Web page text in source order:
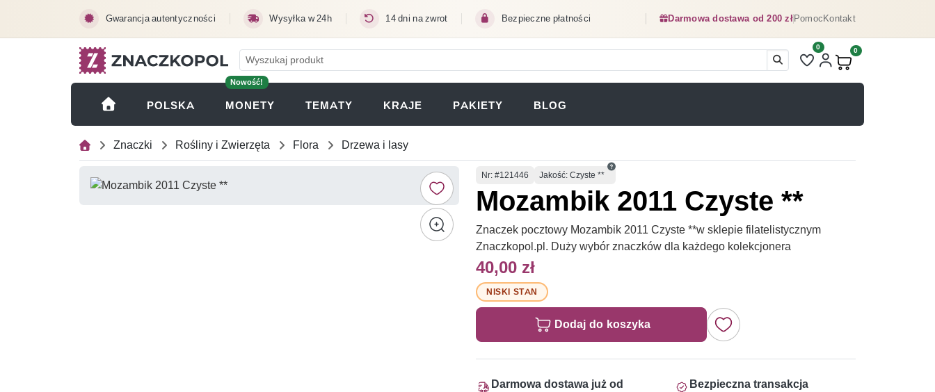
Gwarancja autentyczności Wysyłka w 24h 14 dni na zwrot Bezpieczne płatności Darmowa dostawa od 200 złPomocKontakt
Liczba pozycji na liście
0
Produkty w koszyku:
0
POLSKA
Nowość!
MONETY (OTWIERA SIĘ W NOWEJ KARCIE)
TEMATY KRAJE PAKIETY BLOG
Znaczki Rośliny i Zwierzęta Flora Drzewa i lasy
Numer
Nr: #121446 Jakość: Czyste **
Mozambik 2011 Czyste **
Znaczek pocztowy Mozambik 2011 Czyste **w sklepie filatelistycznym
Znaczkopol.pl. Duży wybór znaczków dla każdego kolekcjonera
40,00 zł
NISKI STAN
Dodaj do koszyka
Darmowa dostawa już od
Bezpieczna transakcja